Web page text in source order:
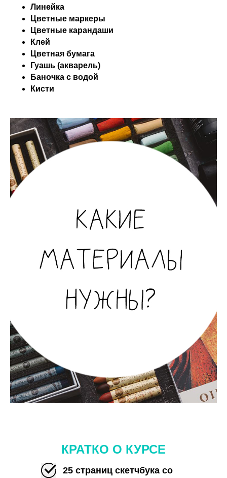
Линейка
Цветные маркеры
Цветные карандаши
Клей
Цветная бумага
Гуашь (акварель)
Баночка с водой
Кисти
25 страниц скетчбука со
КРАТКО О КУРСЕ